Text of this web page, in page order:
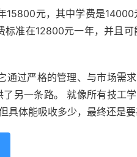
15800元，其中学费是
准在12800元一年，并且
过严格的管理、与市场需
另一条路。 就像所有技工
体能吸收多少，最终还是要